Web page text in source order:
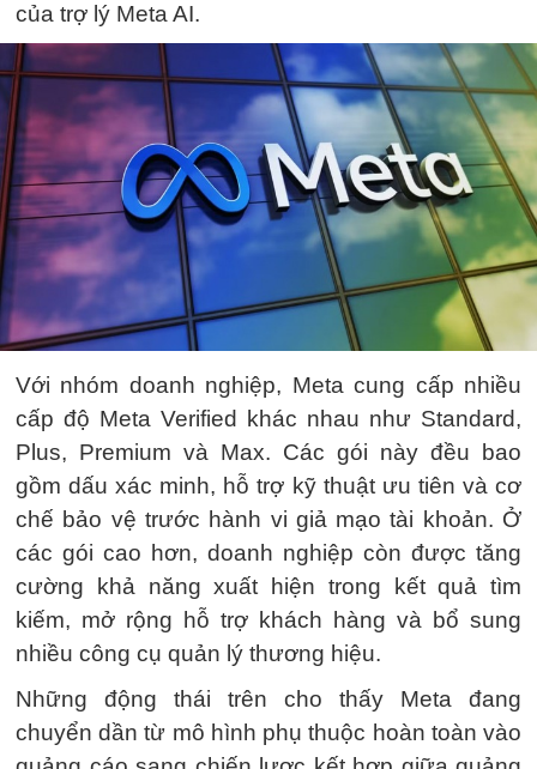
của trợ lý Meta AI.
Với nhóm doanh nghiệp, Meta cung cấp nhiều
cấp độ Meta Verified khác nhau như Standard,
Plus, Premium và Max. Các gói này đều bao
gồm dấu xác minh, hỗ trợ kỹ thuật ưu tiên và cơ
chế bảo vệ trước hành vi giả mạo tài khoản. Ở
các gói cao hơn, doanh nghiệp còn được tăng
cường khả năng xuất hiện trong kết quả tìm
kiếm, mở rộng hỗ trợ khách hàng và bổ sung
nhiều công cụ quản lý thương hiệu.
Những động thái trên cho thấy Meta đang
chuyển dần từ mô hình phụ thuộc hoàn toàn vào